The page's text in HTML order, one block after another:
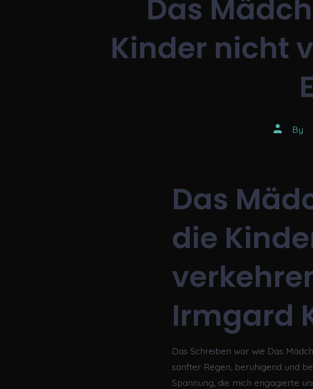
Das
Kinder nicht
Post
author
By
Das
die
Irmgard
Das Schreiben war wie Das
sanfter Regen, beruhigend und
Spannung, die mich engagierte